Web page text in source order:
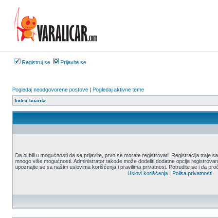
Registruj se Prijavite se
Pogledaj neodgovorene postove | Pogledaj aktivne teme
Index boarda
Da bi bili u mogućnosti da se prijavite, prvo se morate registrovati. Registracija traje
mnogo više mogućnosti. Administrator takođe može dodeliti dodatne opcije
upoznajte se sa našim uslovima korišćenja i pravilima privatnost. Potrudite se i da
Uslovi korišćenja| Polisa privatnosti